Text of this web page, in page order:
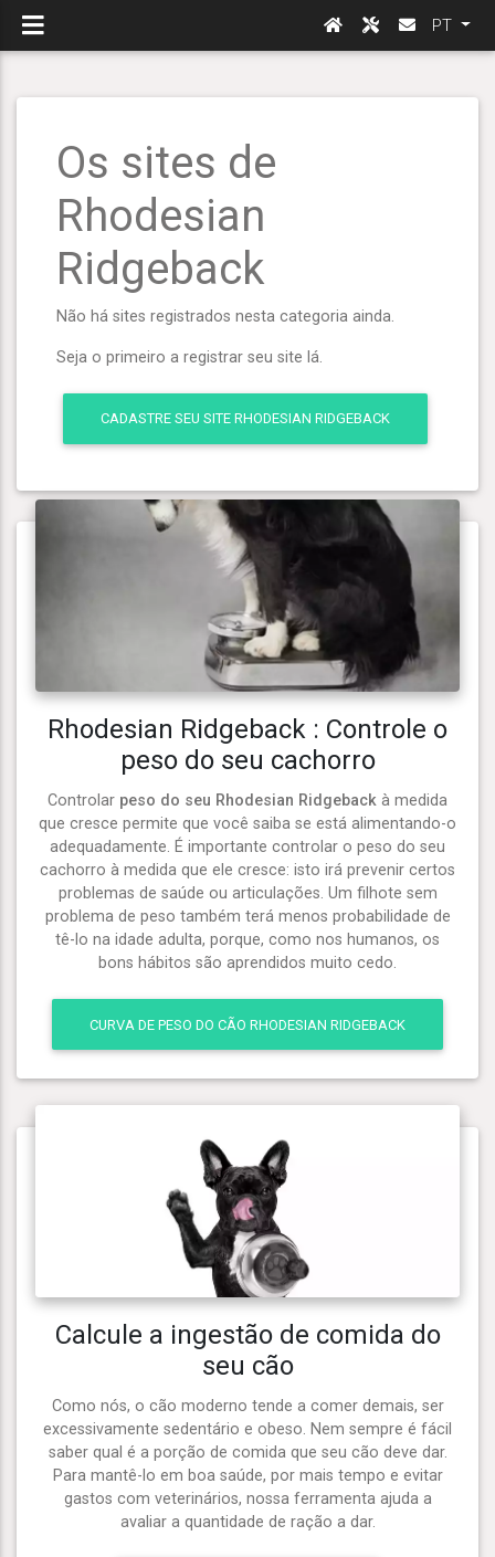
PT
Os sites de
Rhodesian
Ridgeback
Não há sites registrados nesta categoria ainda.
Seja o primeiro a registrar seu site lá.
CADASTRE SEU SITE RHODESIAN RIDGEBACK
Rhodesian Ridgeback : Controle o
peso do seu cachorro
Controlar peso do seu Rhodesian Ridgeback à medida
que cresce permite que você saiba se está alimentando-o
adequadamente. É importante controlar o peso do seu
cachorro à medida que ele cresce: isto irá prevenir certos
problemas de saúde ou articulações. Um filhote sem
problema de peso também terá menos probabilidade de
tê-lo na idade adulta, porque, como nos humanos, os
bons hábitos são aprendidos muito cedo.
CURVA DE PESO DO CÃO RHODESIAN RIDGEBACK
Calcule a ingestão de comida do
seu cão
Como nós, o cão moderno tende a comer demais, ser
excessivamente sedentário e obeso. Nem sempre é fácil
saber qual é a porção de comida que seu cão deve dar.
Para mantê-lo em boa saúde, por mais tempo e evitar
gastos com veterinários, nossa ferramenta ajuda a
avaliar a quantidade de ração a dar.